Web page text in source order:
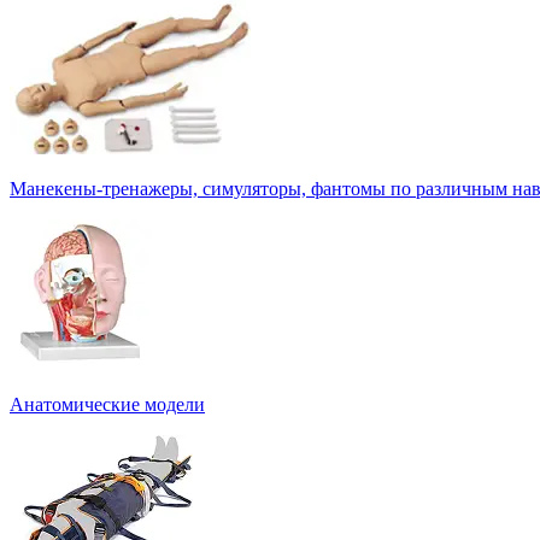
Манекены-тренажеры, симуляторы, фантомы по различным
Анатомические модели